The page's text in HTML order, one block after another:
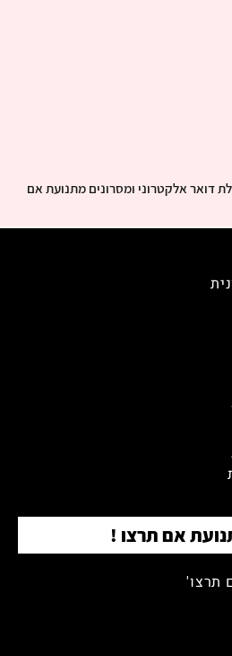
דואר אלקטרוני ומסרונים מתנועת אם
אם תרצו !
תרצו'